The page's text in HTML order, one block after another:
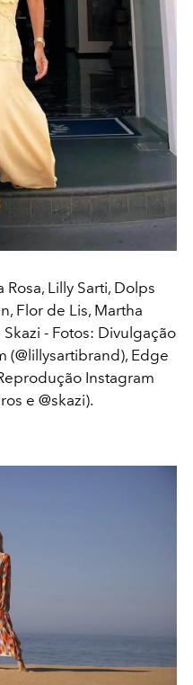
Lilly Sarti, Dolps
Flor de Lis, Martha
- Fotos: Divulgação
(@lillysartibrand), Edge
Instagram
e @skazi).